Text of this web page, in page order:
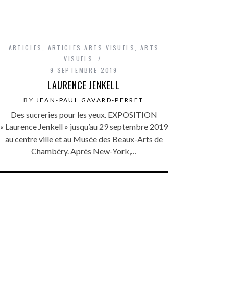
ARTICLES ARTICLES ARTS VISUELS
ARTS
VISUELS
9 SEPTEMBRE 2019
LAURENCE JENKELL
BY JEAN-PAUL GAVARD-PERRET
Des sucreries pour les yeux. EXPOSITION
« Laurence Jenkell » jusqu’au 29 septembre 2019
au centre ville et au Musée des Beaux-Arts de
Chambéry. Après New-York,…